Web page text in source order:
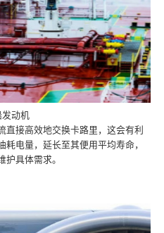
发动机
直接高效地交换卡路里，这会有利
电量，延长至其便用平均寿命，
护具体需求。